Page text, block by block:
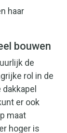
haar
bouwen
de
rol in de
er ook
maat
hoger is